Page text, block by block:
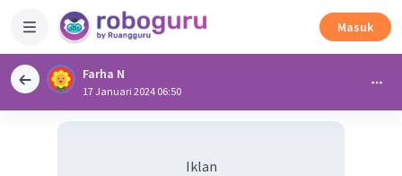
Masuk
Farha N
17 Januari 2024 06:50
Iklan